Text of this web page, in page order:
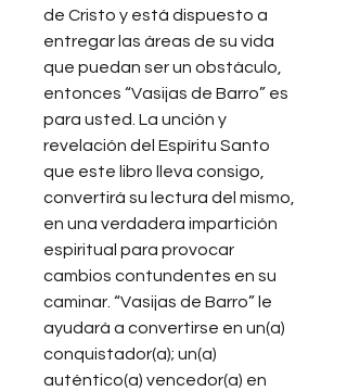
de Cristo y está dispuesto a
entregar las áreas de su vida
que puedan ser un obstáculo,
entonces “Vasijas de Barro” es
para usted. La unción y
revelación del Espíritu Santo
que este libro lleva consigo,
convertirá su lectura del mismo,
en una verdadera impartición
espiritual para provocar
cambios contundentes en su
caminar. “Vasijas de Barro” le
ayudará a convertirse en un(a)
conquistador(a); un(a)
auténtico(a) vencedor(a) en